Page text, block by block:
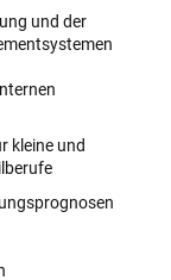
und der
kleine und